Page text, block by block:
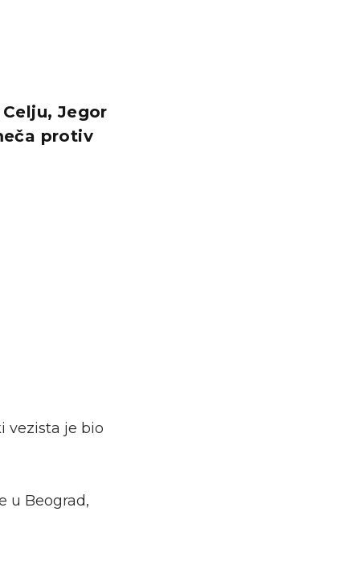
Jegor
protiv
vezista je bio
u Beograd,